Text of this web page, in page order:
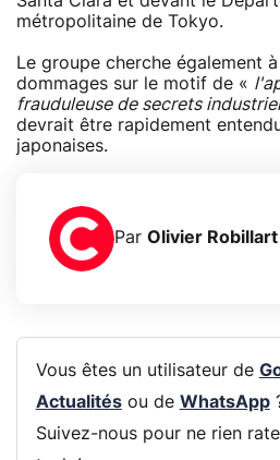
métropolitaine de Tokyo.
Le groupe cherche également
dommages sur le motif de «
frauduleuse de secrets
devrait être rapidement
japonaises.
Par Olivier Robillart
Vous êtes un utilisateur de
Actualitésou de WhatsApp
Suivez-nous pour ne rien